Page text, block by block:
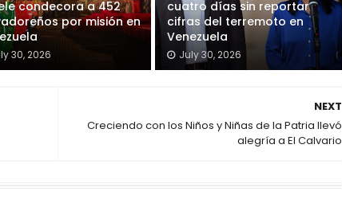
condecora a 452
por misión en
30, 2026
cuatro días sin reportar
cifras del terremoto en
Venezuela
July 30, 2026
NEXT
Creciendo con los Niños y Niñas de la Patria llevó
alegría a El Calvario